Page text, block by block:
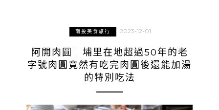
南投美食旅行 2023-12-01
阿開肉圓｜埔里在地超過50年的老
字號肉圓竟然有吃完肉圓後還能加湯
的特別吃法